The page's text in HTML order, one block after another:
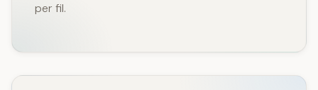
per fil.